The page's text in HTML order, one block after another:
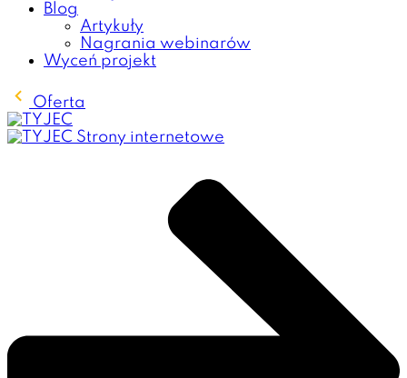
Blog
Artykuły
Nagrania webinarów
Wyceń projekt
Oferta
Strony internetowe